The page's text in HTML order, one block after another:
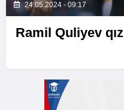
24.05.2024 - 09:17
Ramil Quliyev